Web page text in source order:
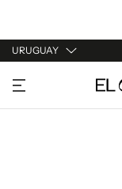
URUGUAY
URUGUAY
ARGENTINA